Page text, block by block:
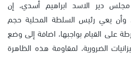
دير الاسد ابراهيم أسدي، إن
وأن يعي رئيس السلطة المحلية حجم
على القيام بواجبها، اضافة إلى وضع
الضرورية، لمقاومة هذه الظاهرة